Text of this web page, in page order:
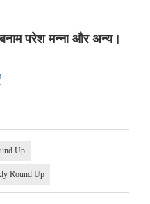
परेश मन्ना और अन्य।
Up
Round Up